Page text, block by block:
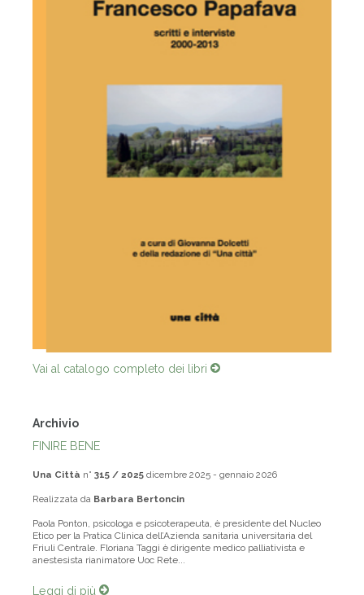
Vai al catalogo completo dei libri
Paola Ponton, psicologa e psicoterapeuta, è presidente del Nucleo
Etico per la Pratica Clinica dell’Azienda sanitaria universitaria del
Friuli Centrale. Floriana Taggi è dirigente medico palliativista e